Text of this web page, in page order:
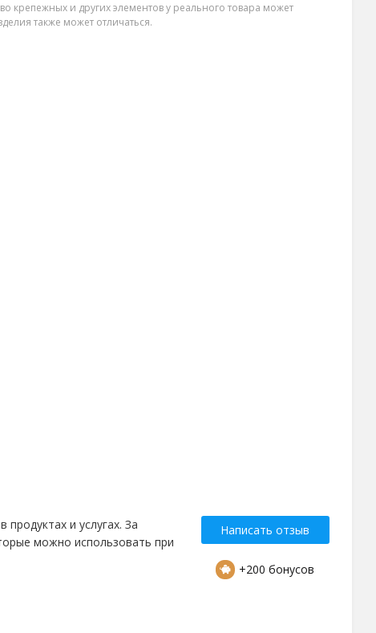
крепежных и других элементов у реального товара может
также может отличаться.
и услугах. За
можно использовать при
Написать отзыв
+200 бонусов